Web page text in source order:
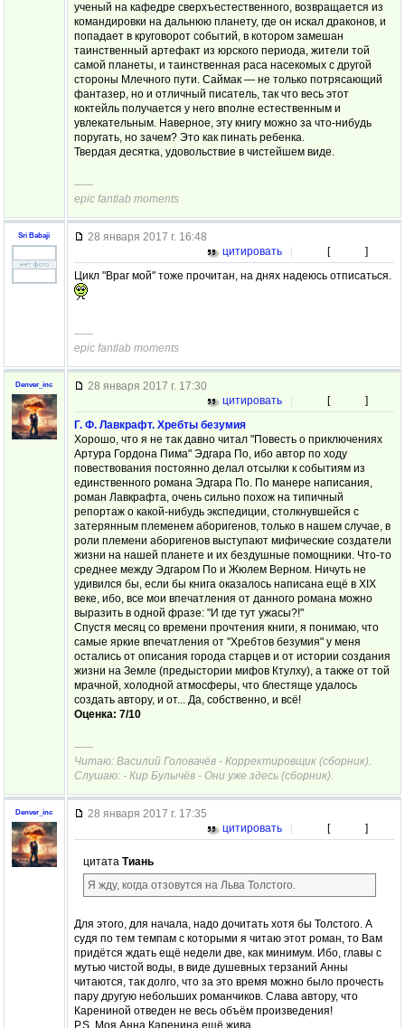
ученый на кафедре сверхъестественного, возвращается из
командировки на дальнюю планету, где он искал драконов, и
попадает в круговорот событий, в котором замешан
таинственный артефакт из юрского периода, жители той
самой планеты, и таинственная раса насекомых с другой
стороны Млечного пути. Саймак — не только потрясающий
фантазер, но и отличный писатель, так что весь этот
коктейль получается у него вполне естественным и
увлекательным. Наверное, эту книгу можно за что-нибудь
поругать, но зачем? Это как пинать ребенка.
Твердая десятка, удовольствие в чистейшем виде.
–––
epic fantlab moments
Sri Babaji
28 января 2017 г. 16:48
цитировать
| [
]
Цикл "Враг мой" тоже прочитан, на днях надеюсь отписаться.
–––
epic fantlab moments
Denver_inc
28 января 2017 г. 17:30
цитировать
| [
]
Г. Ф. Лавкрафт. Хребты безумия
Хорошо, что я не так давно читал "Повесть о приключениях
Артура Гордона Пима" Эдгара По, ибо автор по ходу
повествования постоянно делал отсылки к событиям из
единственного романа Эдгара По. По манере написания,
роман Лавкрафта, очень сильно похож на типичный
репортаж о какой-нибудь экспедиции, столкнувшейся с
затерянным племенем аборигенов, только в нашем случае, в
роли племени аборигенов выступают мифические создатели
жизни на нашей планете и их бездушные помощники. Что-то
среднее между Эдгаром По и Жюлем Верном. Ничуть не
удивился бы, если бы книга оказалось написана ещё в XIX
веке, ибо, все мои впечатления от данного романа можно
выразить в одной фразе: "И где тут ужасы?!"
Спустя месяц со времени прочтения книги, я понимаю, что
самые яркие впечатления от "Хребтов безумия" у меня
остались от описания города старцев и от истории создания
жизни на Земле (предыстории мифов Ктулху), а также от той
мрачной, холодной атмосферы, что блестяще удалось
создать автору, и от... Да, собственно, и всё!
Оценка: 7/10
–––
Читаю: Василий Головачёв - Корректировщик (сборник).
Слушаю: - Кир Булычёв - Они уже здесь (сборник).
Denver_inc
28 января 2017 г. 17:35
цитировать
| [ ]
цитата Тиань
Я жду, когда отзовутся на Льва Толстого.
Для этого, для начала, надо дочитать хотя бы Толстого. А
судя по тем темпам с которыми я читаю этот роман, то Вам
придётся ждать ещё недели две, как минимум. Ибо, главы с
мутью чистой воды, в виде душевных терзаний Анны
читаются, так долго, что за это время можно было прочесть
пару другую небольших романчиков. Слава автору, что
Карениной отведен не весь объём произведения!
P.S. Моя Анна Каренина ещё жива.